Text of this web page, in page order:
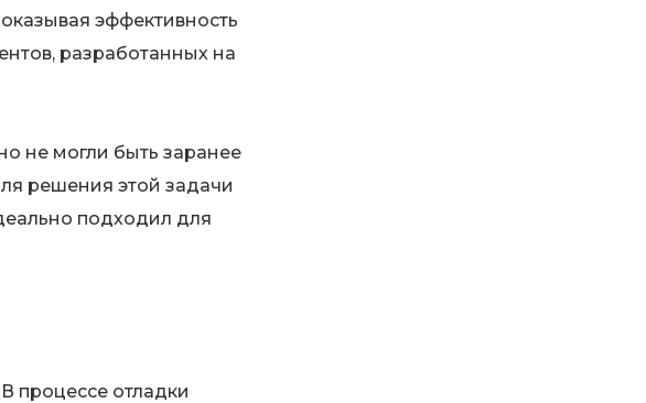
эффективность
разработанных на
не могли быть заранее
решения этой задачи
подходил для
процессе отладки